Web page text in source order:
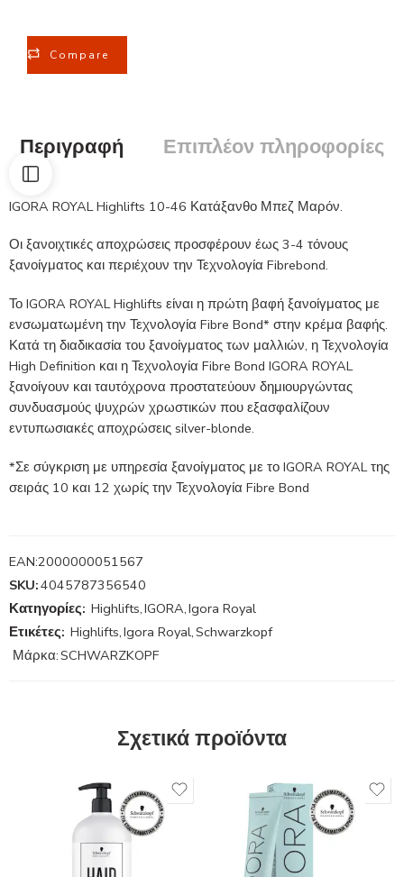
Compare
Περιγραφή Επιπλέον πληροφορίες
IGORA ROYAL Highlifts 10-46 Κατάξανθο Μπεζ Μαρόν.
Οι ξανοιχτικές αποχρώσεις προσφέρουν έως 3-4 τόνους
ξανοίγματος και περιέχουν την Τεχνολογία Fibrebond.
Το IGORA ROYAL Highlifts είναι η πρώτη βαφή ξανοίγματος με
ενσωματωμένη την Τεχνολογία Fibre Bond* στην κρέμα βαφής.
Κατά τη διαδικασία του ξανοίγματος των μαλλιών, η Τεχνολογία
High Definition και η Τεχνολογία Fibre Bond IGORA ROYAL
ξανοίγουν και ταυτόχρονα προστατεύουν δημιουργώντας
συνδυασμούς ψυχρών χρωστικών που εξασφαλίζουν
εντυπωσιακές αποχρώσεις silver-blonde.
*Σε σύγκριση με υπηρεσία ξανοίγματος με το IGORA ROYAL της
σειράς 10 και 12 χωρίς την Τεχνολογία Fibre Bond
EAN:2000000051567
SKU:4045787356540
Κατηγορίες: Highlifts,IGORA,Igora Royal
Ετικέτες: Highlifts,Igora Royal,Schwarzkopf
Μάρκα:SCHWARZKOPF
Σχετικά προϊόντα